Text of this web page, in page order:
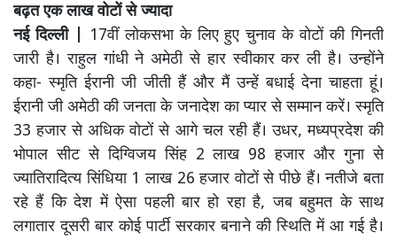
बढ़त एक लाख वोटों से ज्यादा
नई दिल्ली | 17वीं लोकसभा के लिए हुए चुनाव के वाेटों की गिनती
जारी है। राहुल गांधी ने अमेठी से हार स्वीकार कर ली है। उन्होंने
कहा- स्मृति ईरानी जी जीती हैं और मैं उन्हें बधाई देना चाहता हूं।
ईरानी जी अमेठी की जनता के जनादेश का प्यार से सम्मान करें। स्मृति
33 हजार से अधिक वोटों से आगे चल रही हैं। उधर, मध्यप्रदेश की
भोपाल सीट से दिग्विजय सिंह 2 लाख 98 हजार और गुना से
ज्यातिरादित्य सिंधिया 1 लाख 26 हजार वोटों से पीछे हैं। नतीजे बता
रहे हैं कि देश में ऐसा पहली बार हो रहा है, जब बहुमत के साथ
लगातार दूसरी बार कोई पार्टी सरकार बनाने की स्थिति में आ गई है।